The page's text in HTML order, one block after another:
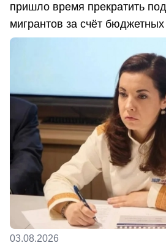
пришло время прекратить
мигрантов за счёт бюджетных
03.08.2026